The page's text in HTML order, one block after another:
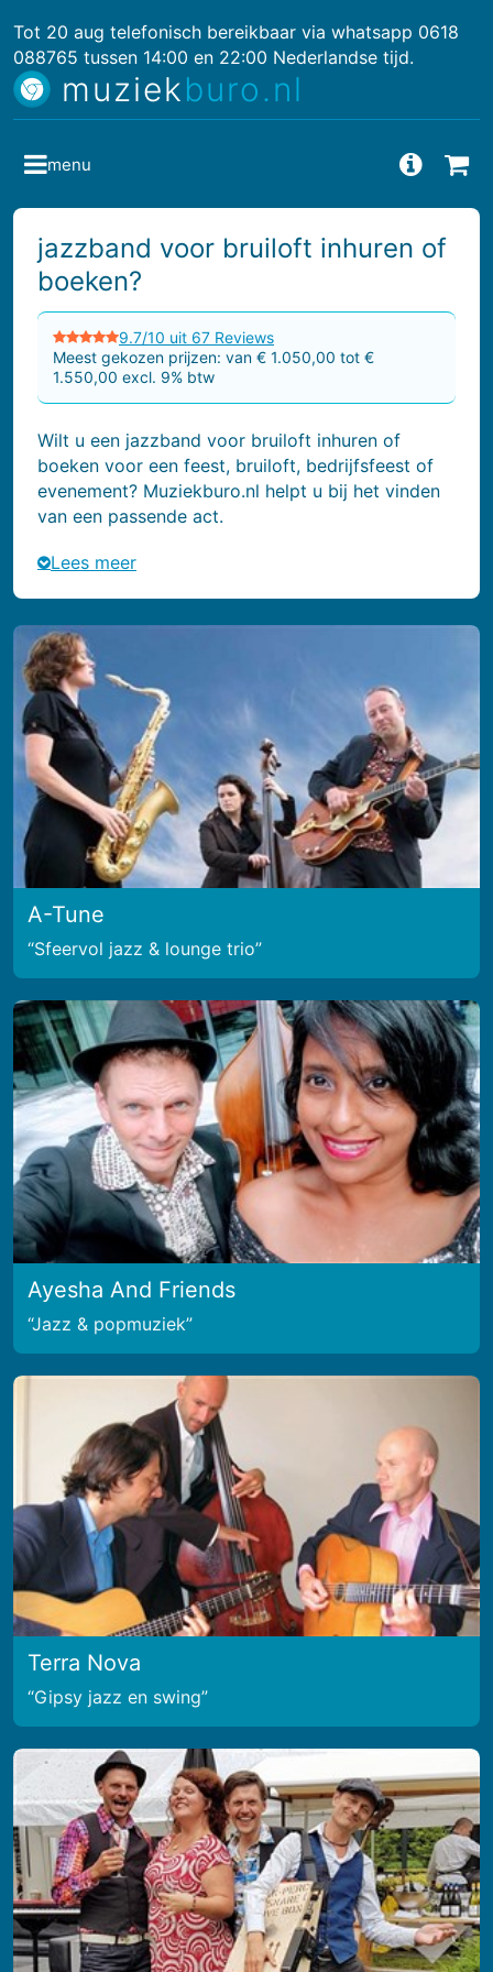
Tot 20 aug telefonisch bereikbaar via whatsapp 0618
088765 tussen 14:00 en 22:00 Nederlandse tijd.
muziekburo.nl
jazzband voor bruiloft inhuren of
boeken?
9.7/10 uit 67 Reviews
Meest gekozen prijzen: van € 1.050,00 tot €
1.550,00 excl. 9% btw
Wilt u een jazzband voor bruiloft inhuren of
boeken voor een feest, bruiloft, bedrijfsfeest of
evenement? Muziekburo.nl helpt u bij het vinden
van een passende act.
Lees meer
A-Tune
Sfeervol jazz & lounge trio
Ayesha And Friends
Jazz & popmuziek
Terra Nova
Gipsy jazz en swing
menu